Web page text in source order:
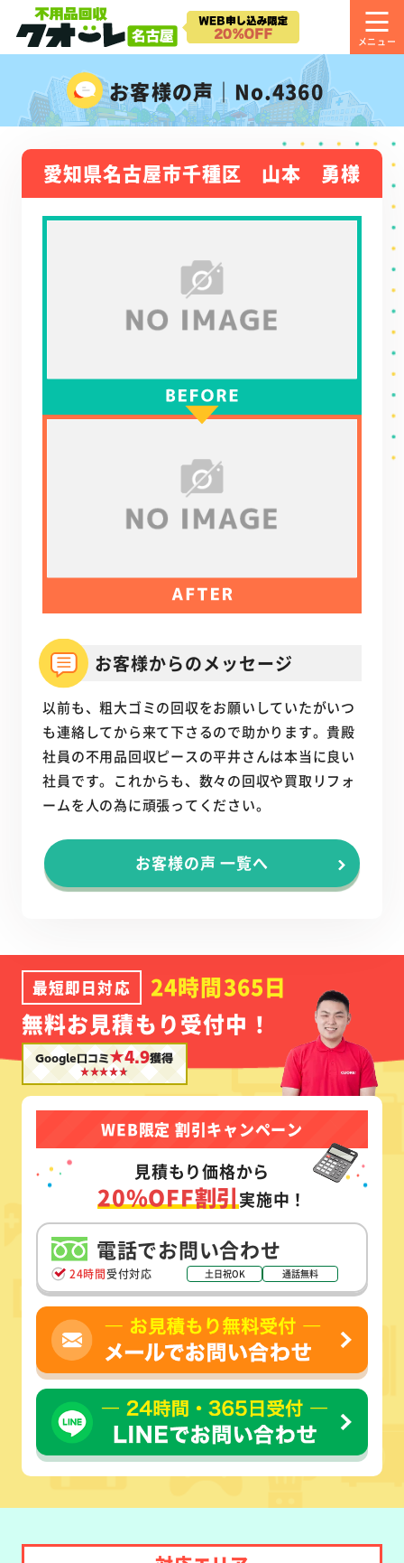
お客様の声｜No.4360
愛知県名古屋市千種区 山本 勇様
お客様からのメッセージ
以前も、粗大ゴミの回収をお願いしていたがいつ
も連絡してから来て下さるので助かります。貴殿
社員の不用品回収ピースの平井さんは本当に良い
社員です。これからも、数々の回収や買取リフォ
ームを人の為に頑張ってください。
お客様の声 一覧へ
最短即日対応
24時間365日
無料お見積もり受付中！
Google口コミ★4.9獲得
WEB限定 割引キャンペーン
見積もり価格から
20%OFF割引実施中！
電話でお問い合わせ
24時間受付対応 土日祝OK 通話無料